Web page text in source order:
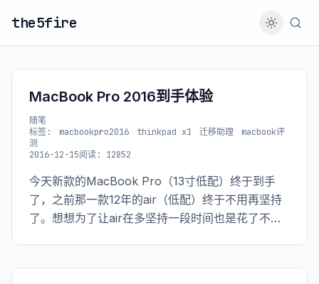
the5fire
MacBook Pro 2016到手体验
随笔
标签:
macbookpro2016 thinkpad x1 迁移助理
macbook评
测
2016-12-15阅读: 12852
今天新款的MacBook Pro（13寸低配）终于到手
了，之前那一款12年的air（低配）终于不用再坚持
了。想想为了让air在多坚持一段时间也是花了不少